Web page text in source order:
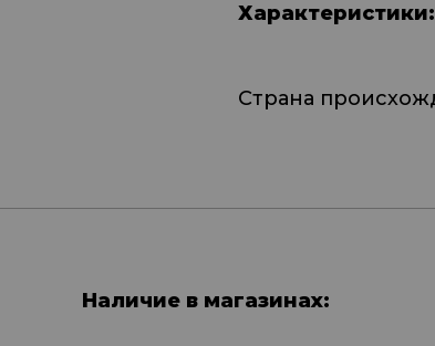
Характеристики:
Страна
Наличие в магазинах: